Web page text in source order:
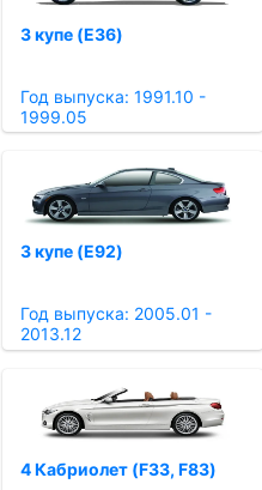
3 купе (E36)
Год выпуска: 1991.10 -
1999.05
3 купе (E92)
Год выпуска: 2005.01 -
2013.12
4 Кабриолет (F33, F83)